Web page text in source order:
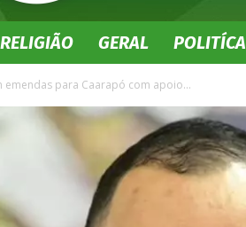
RELIGIÃO GERAL POLITÍCA
emendas para Caarapó com apoio...